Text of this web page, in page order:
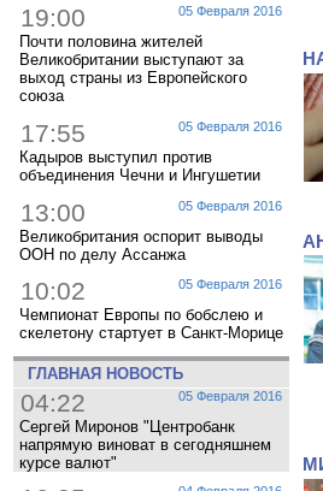
05 Февраля 2016
19:00
Почти половина жителей
Великобритании выступают за
выход страны из Европейского
союза
05 Февраля 2016
17:55
Кадыров выступил против
объединения Чечни и Ингушетии
05 Февраля 2016
13:00
Великобритания оспорит выводы
ООН по делу Ассанжа
05 Февраля 2016
10:02
Чемпионат Европы по бобслею и
скелетону стартует в Санкт-Морице
ГЛАВНАЯ НОВОСТЬ
05 Февраля 2016
04:22
Сергей Миронов "Центробанк
напрямую виноват в сегодняшнем
курсе валют"